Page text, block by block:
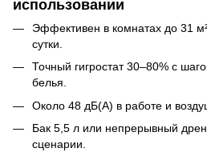
использовании
Эффективен в комнатах до 31
сутки.
Точный гигростат 30–80% с
белья.
Около 48 дБ(A) в работе и
Бак 5,5 л или непрерывный
сценарии.